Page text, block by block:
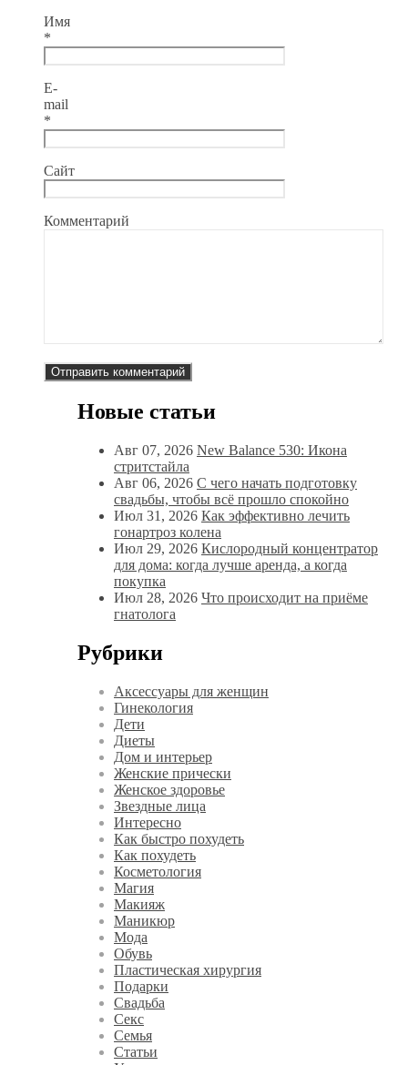
Имя
*
E-
mail
*
Сайт
Комментарий
Новые статьи
Авг 07, 2026 New Balance 530: Икона
стритстайла
Авг 06, 2026 С чего начать подготовку
свадьбы, чтобы всё прошло спокойно
Июл 31, 2026 Как эффективно лечить
гонартроз колена
Июл 29, 2026 Кислородный концентратор
для дома: когда лучше аренда, а когда
покупка
Июл 28, 2026 Что происходит на приёме
гнатолога
Рубрики
Аксессуары для женщин
Гинекология
Дети
Диеты
Дом и интерьер
Женские прически
Женское здоровье
Звездные лица
Интересно
Как быстро похудеть
Как похудеть
Косметология
Магия
Макияж
Маникюр
Мода
Обувь
Пластическая хирургия
Подарки
Свадьба
Секс
Семья
Статьи